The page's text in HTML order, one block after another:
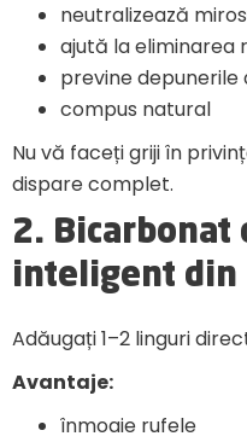
neutralizează
ajută la eliminarea
previne
compus natural
Nu vă faceți griji în
dispare complet.
2. Bicarbonat
inteligent din
Adăugați 1–2 linguri
Avantaje:
înmoaie rufele